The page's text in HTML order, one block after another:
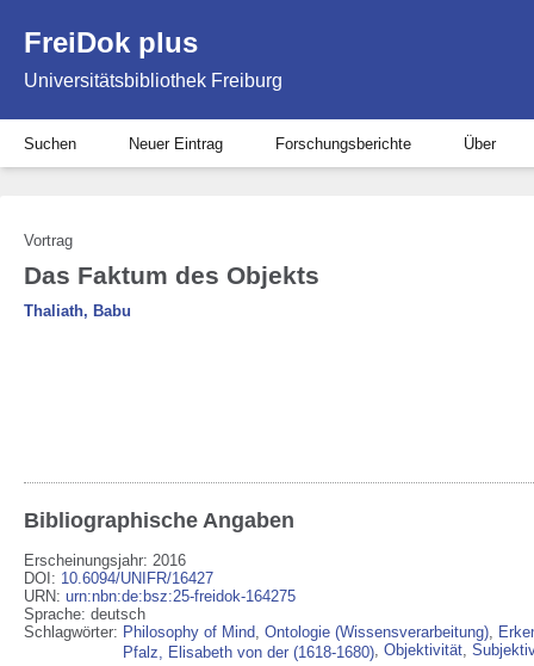
FreiDok plus
Universitätsbibliothek Freiburg
Suchen Neuer Eintrag Forschungsberichte Über
Vortrag
Das Faktum des Objekts
Thaliath, Babu
Bibliographische Angaben
Erscheinungsjahr: 2016
DOI : 10.6094/UNIFR/16427
URN: urn:nbn:de:bsz:25-freidok-164275
Sprache: deutsch
Schlagwörter: Philosophy of Mind, Ontologie (Wissensverarbeitung),
Pfalz, Elisabeth von der (1618-1680), Objektivität,